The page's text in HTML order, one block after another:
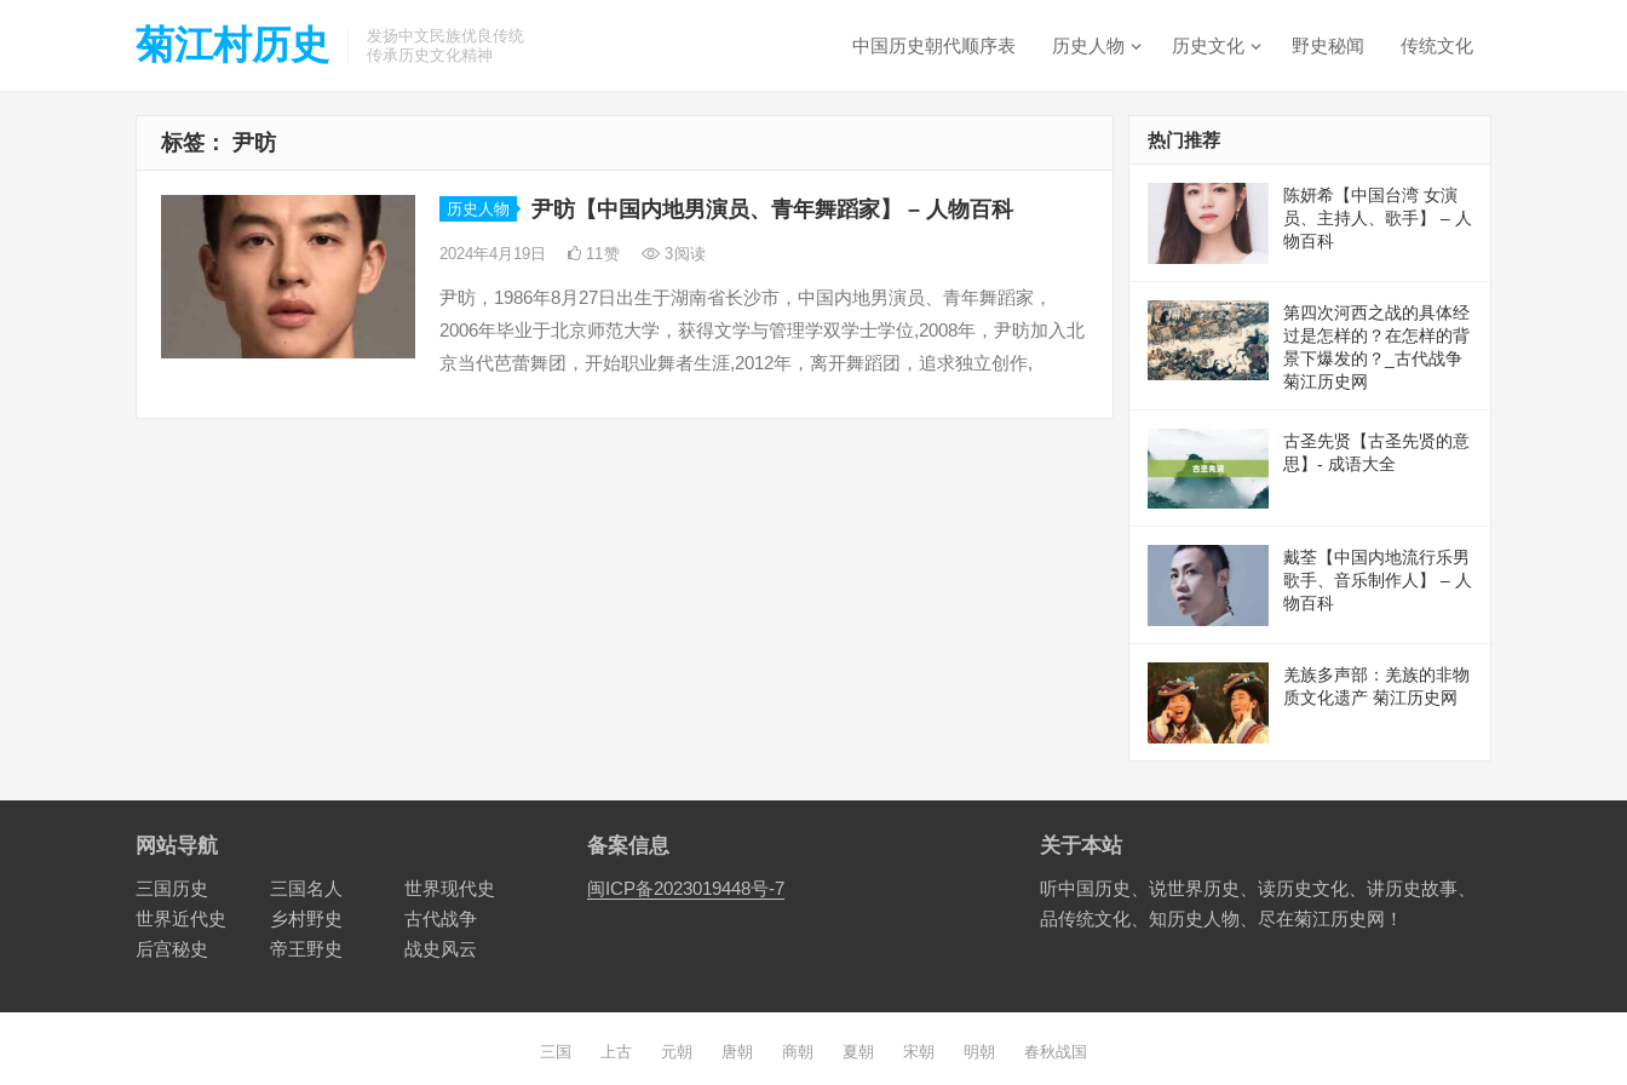
菊江村历史
发扬中文民族优良传统
传承历史文化精神
中国历史朝代顺序表 历史人物 历史文化 野史秘闻 传统文化
标签： 尹昉
历史人物 尹昉【中国内地男演员、青年舞蹈家】 – 人物百科
2024年4月19日 11赞 3阅读
尹昉，1986年8月27日出生于湖南省长沙市，中国内地男演员、青年舞蹈家，
2006年毕业于北京师范大学，获得文学与管理学双学士学位,2008年，尹昉加入北
京当代芭蕾舞团，开始职业舞者生涯,2012年，离开舞蹈团，追求独立创作,
热门推荐
陈妍希【中国台湾 女演
员、主持人、歌手】 – 人
物百科
第四次河西之战的具体经
过是怎样的？在怎样的背
景下爆发的？_古代战争
菊江历史网
古圣先贤【古圣先贤的意
思】- 成语大全
戴荃【中国内地流行乐男
歌手、音乐制作人】 – 人
物百科
羌族多声部：羌族的非物
质文化遗产 菊江历史网
网站导航
三国历史 三国名人
世界现代史
世界近代史
乡村野史
古代战争
后宫秘史
帝王野史 战史风云
备案信息
闽ICP备2023019448号-7
关于本站
听中国历史、说世界历史、读历史文化、讲历史故事、
品传统文化、知历史人物、尽在菊江历史网！
三国 上古 元朝 唐朝 商朝 夏朝 宋朝 明朝 春秋战国